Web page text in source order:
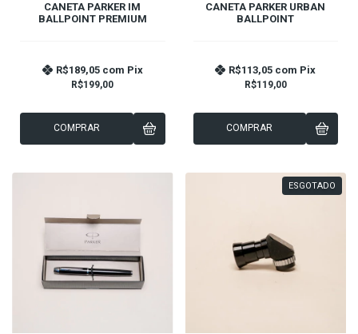
CANETA PARKER IM
BALLPOINT PREMIUM
R$199,00
R$189,05 com Pix
COMPRAR
CANETA PARKER URBAN
BALLPOINT
R$119,00
R$113,05 com Pix
COMPRAR
ESGOTADO